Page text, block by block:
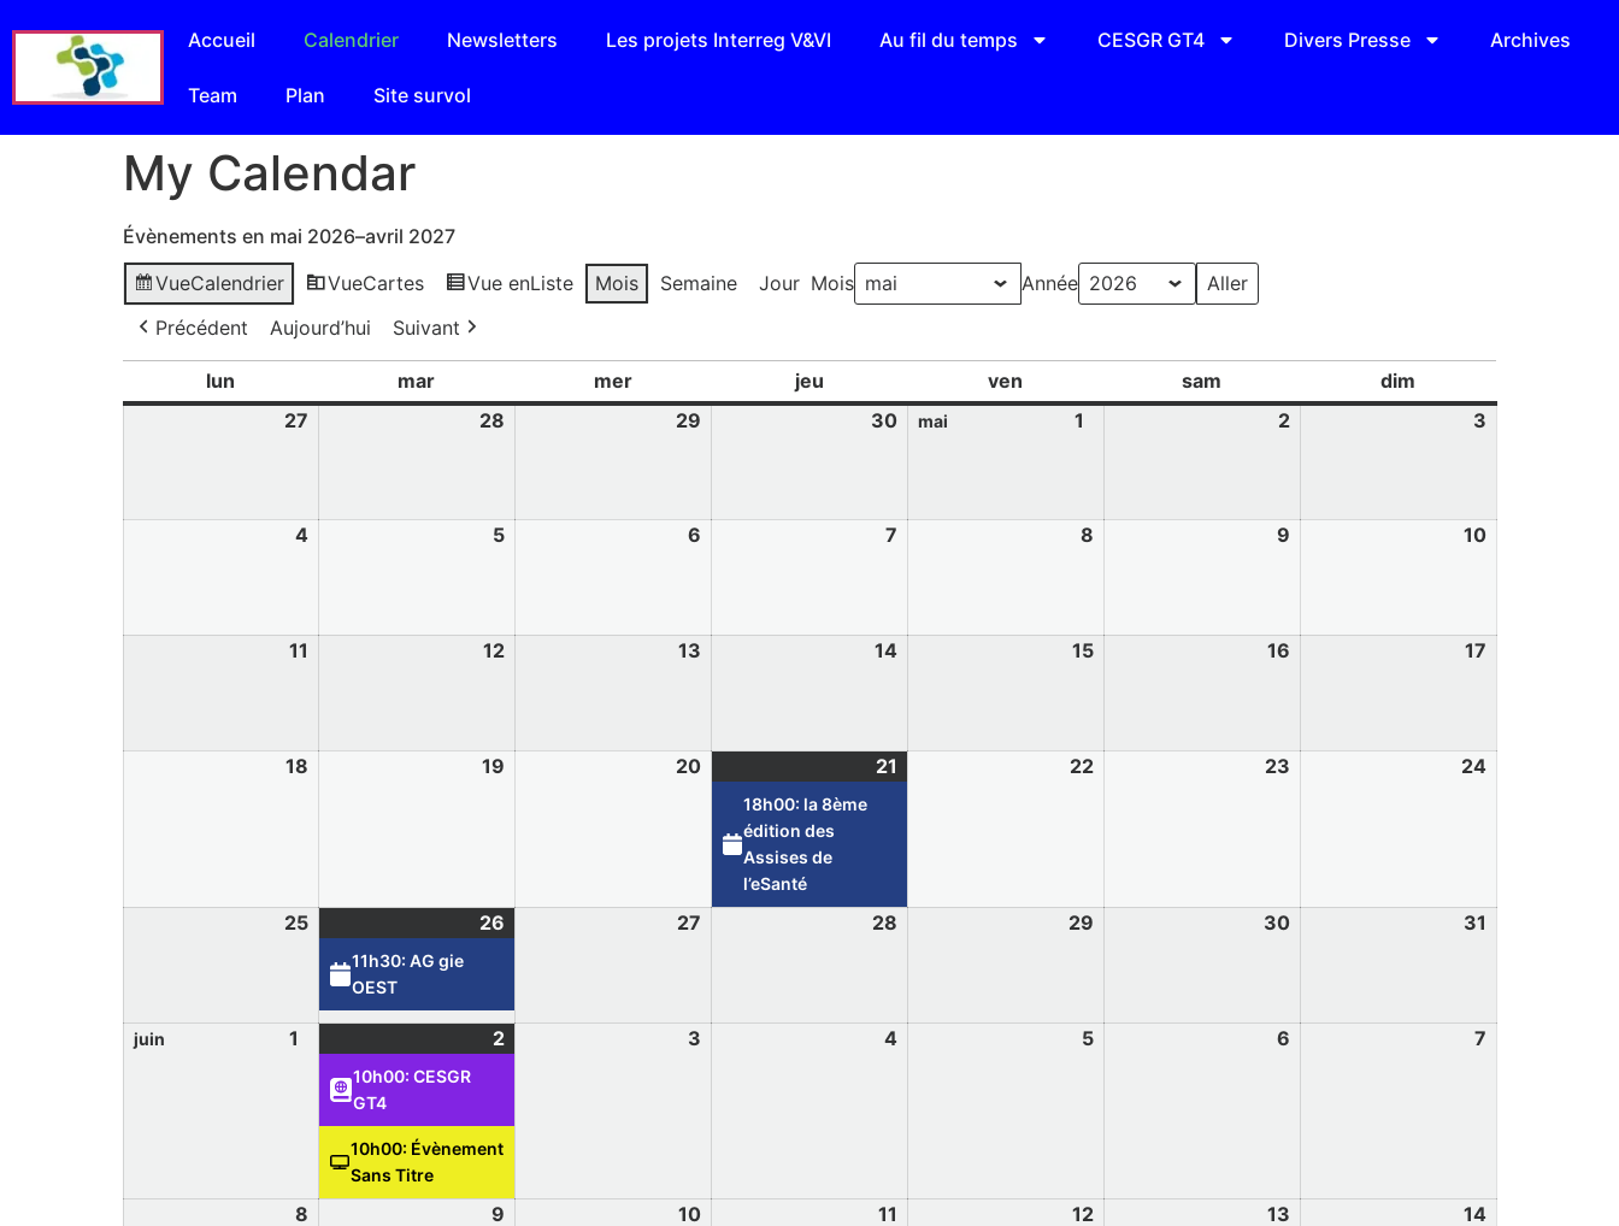
Accueil Calendrier Newsletters Les projets Interreg V&VI Au fil du temps CESGR GT4 Divers Presse Archives
Team Plan Site survol
My Calendar
Évènements en mai 2026–avril 2027
VueCalendrier VueCartes Vue enListe Mois Semaine Jour Mois
Année
Précédent
Aujourd’hui Suivant
lun mar mer jeu ven sam
dim
27
28 29 30 mai 1 2 3
4 5 6 7 8 9 10
11 12 13 14 15 16 17
18 19 20 21
18h00: la 8ème
édition des
Assises de
l’eSanté
22 23 24
25 26
11h30: AG gie
OEST
27 28 29 30 31
juin 1 2
10h00: CESGR
GT4
10h00: Évènement
Sans Titre
3 4 5 6 7
8 9 10 11 12 13 14